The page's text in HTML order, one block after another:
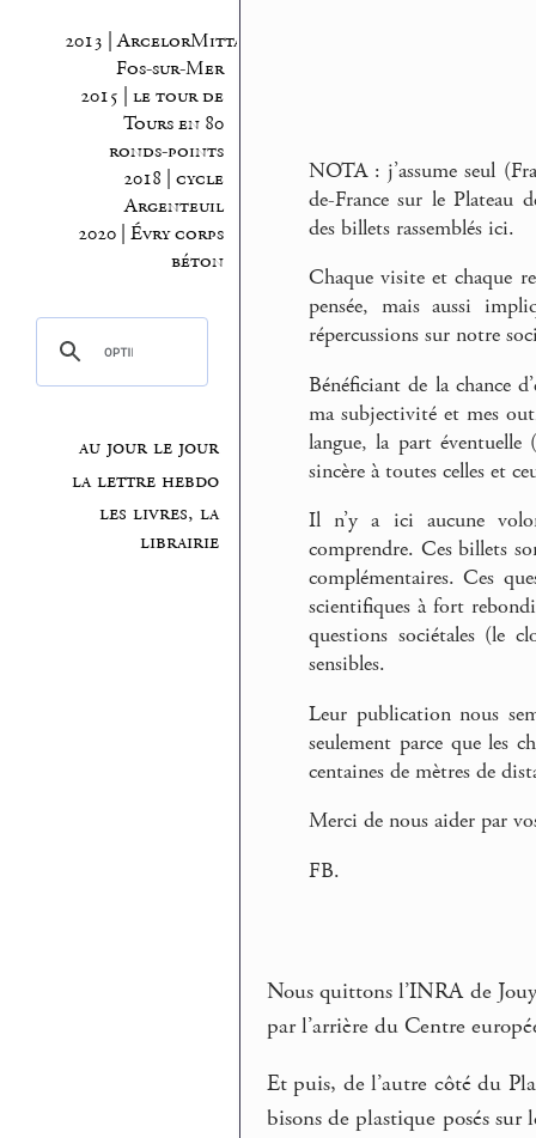
2013 | ArcelorMittal
Fos-sur-Mer
2015 | le tour de
Tours en 80
ronds-points
2018 | cycle
Argenteuil
2020 | Évry corps
béton
au jour le jour
la lettre hebdo
les livres, la
librairie
NOTA : j’assume seul
de-France sur le Plateau
des billets rassemblés ici.
Chaque visite et chaque
pensée, mais aussi
répercussions sur notre
Bénéficiant de la chance
ma subjectivité et mes
langue, la part
sincère à toutes celles et
Il n’y a ici aucune
comprendre. Ces billets
complémentaires. Ces
scientifiques à fort
questions sociétales (le
sensibles.
Leur publication nous
seulement parce que les
centaines de mètres de
Merci de nous aider par
FB.
Nous quittons l’INRA de
par l’arrière du Centre
Et puis, de l’autre côté du
bisons de plastique posés